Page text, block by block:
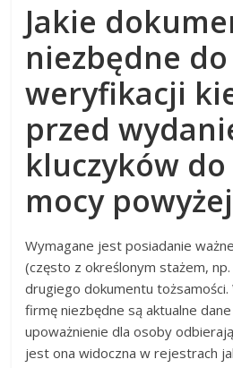
Jakie
niezbędne do
weryfikacji
przed
kluczyków
mocy
Wymagane jest posiadanie
(często z określonym stażem,
drugiego dokumentu tożsamości.
firmę niezbędne są aktualne
upoważnienie dla osoby
jest ona widoczna w rejestrach